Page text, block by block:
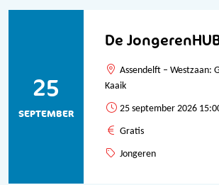
De
25
SEPTEMBER
Assendelft – Westzaan:
Kaaik
25 september 2026
Gratis
Jongeren